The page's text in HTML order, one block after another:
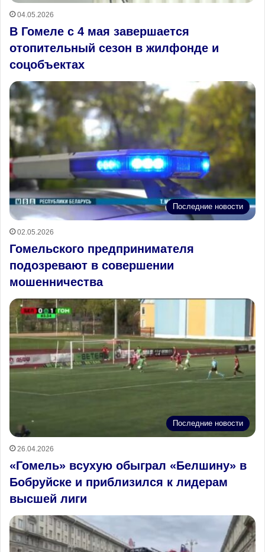
04.05.2026
В Гомеле с 4 мая завершается
отопительный сезон в жилфонде и
соцобъектах
Последние новости
02.05.2026
Гомельского предпринимателя
подозревают в совершении
мошенничества
Последние новости
26.04.2026
«Гомель» всухую обыграл «Белшину» в
Бобруйске и приблизился к лидерам
высшей лиги